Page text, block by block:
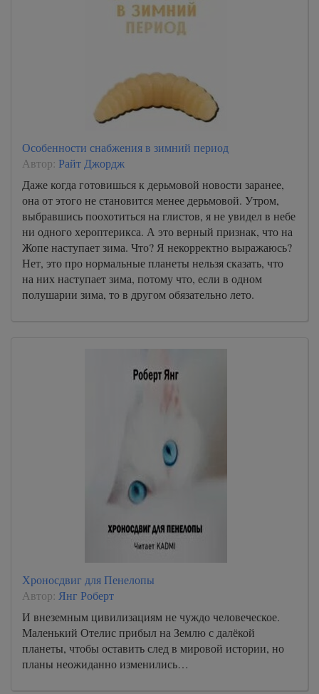
Особенности снабжения в зимний период
Автор: Райт Джордж
Даже когда готовишься к дерьмовой новости заранее,
она от этого не становится менее дерьмовой. Утром,
выбравшись поохотиться на глистов, я не увидел в небе
ни одного хероптерикса. А это верный признак, что на
Жопе наступает зима. Что? Я некорректно выражаюсь?
Нет, это про нормальные планеты нельзя сказать, что
на них наступает зима, потому что, если в одном
полушарии зима, то в другом обязательно лето.
Хроносдвиг для Пенелопы
Автор: Янг Роберт
И внеземным цивилизациям не чуждо человеческое.
Маленький Отелис прибыл на Землю с далёкой
планеты, чтобы оставить след в мировой истории, но
планы неожиданно изменились…